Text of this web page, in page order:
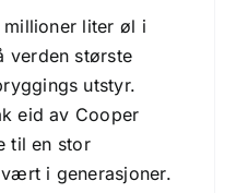
liter øl i
verden største
utstyr.
eid av Cooper
til en stor
i generasjoner.